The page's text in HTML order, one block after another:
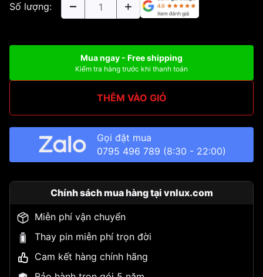
Số lượng:
Mua ngay - Free shipping
Kiểm tra hàng trước khi thanh toán
THÊM VÀO GIỎ
Gọi đặt mua
0795 496 789 (8:30 - 22:00)
Chính sách mua hàng tại vnlux.com
Miễn phí vận chuyển
Thay pin miễn phí trọn đời
Cam kết hàng chính hãng